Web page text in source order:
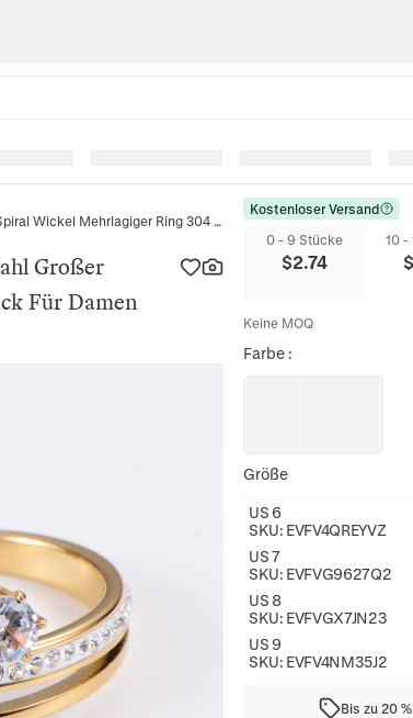
Spiral Wickel Mehrlagiger Ring 304 Edelstahl Großer Zirkonia Eingelegt Eleganter Mode Schmuck Für Damen
Großer
Für Damen
Kostenloser Versand
0 - 9 Stücke
$2.74
10 -
$
Keine MOQ
Farbe:
Größe
US 6
SKU: EVFV4QREYVZ
US 7
SKU: EVFVG9627Q2
US 8
SKU: EVFVGX7JN23
US 9
SKU: EVFV4NM35J2
Bis zu 20